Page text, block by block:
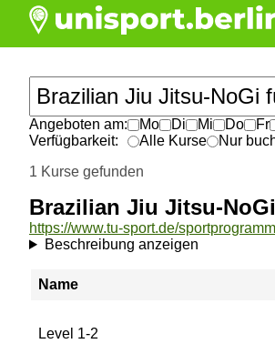
Angeboten am: Mo Di Mi Do Fr
Verfügbarkeit:
Alle Kurse Nur
1 Kurse gefunden
Brazilian Jiu Jitsu-
Beschreibung anzeigen
Name
Level 1-2